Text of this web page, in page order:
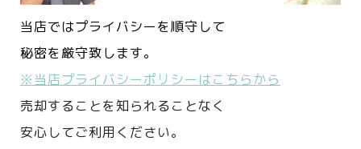
当店ではプライバシーを順守して
秘密を厳守致します。
※当店プライバシーポリシーはこちらから
売却することを知られることなく
安心してご利用ください。